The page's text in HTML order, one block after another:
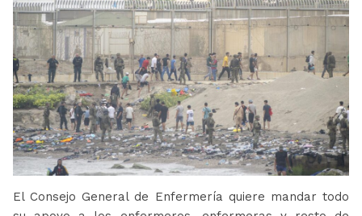
El Consejo General de Enfermería quiere mandar todo